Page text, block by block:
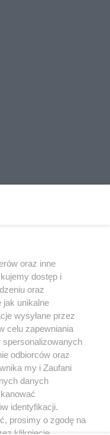
być powielany i
w jakikolwiek sposób (w
jakimkolwiek polu
umieszczaniem w Internecie
użycie lub
z naruszeniem prawa, tzn.
kary i może być ścigane
oraz inne
dostęp i
oraz
jak unikalne
wysyłane przez
celu zapewniania
odbiorców oraz
my i Zaufani
danych
identyfikacji.
prosimy o zgodę na
kliknięcie